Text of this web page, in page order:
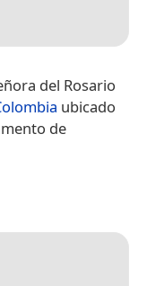
del Rosario
ubicado
de